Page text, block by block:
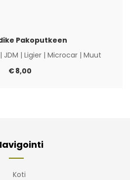
Pakoputkeen
| JDM | Ligier | Microcar | Muut
€8,00
Koti